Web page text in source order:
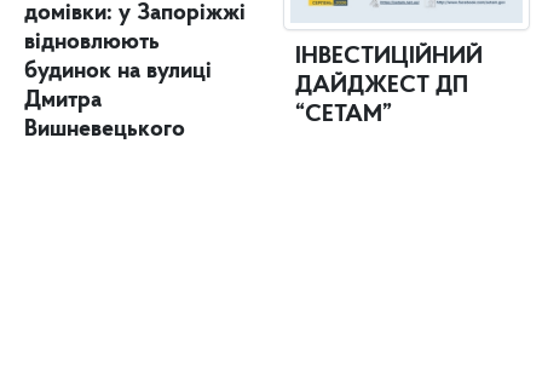
домівки: у Запоріжжі
відновлюють
будинок на вулиці
Дмитра
Вишневецького
ІНВЕСТИЦІЙНИЙ
ДАЙДЖЕСТ ДП
“СЕТАМ”